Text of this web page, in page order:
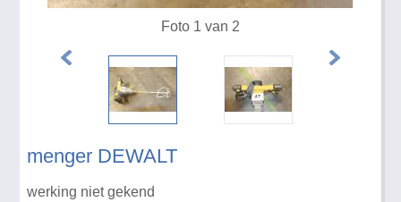
menger DEWALT
werking niet gekend
Foto 1 van 2